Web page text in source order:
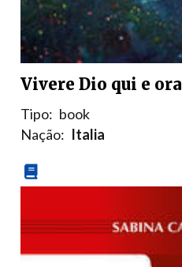
Vivere Dio qui e ora
Tipo: book
Nação: Italia